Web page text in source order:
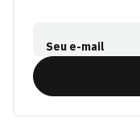
Seu e-mail